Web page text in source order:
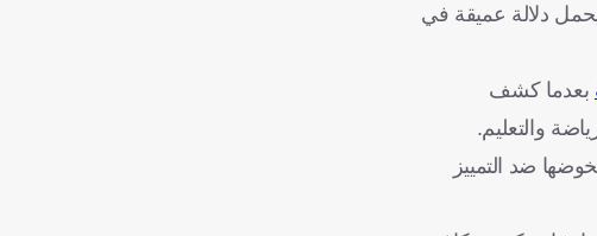
دلالة عميقة في
بعدما كشف
والتعليم.
ضد التمييز